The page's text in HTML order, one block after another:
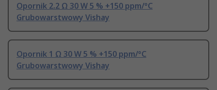
Opornik 2.2 Ω 30 W 5 % +150 ppm/°C
Grubowarstwowy Vishay
Opornik 1 Ω 30 W 5 % +150 ppm/°C
Grubowarstwowy Vishay